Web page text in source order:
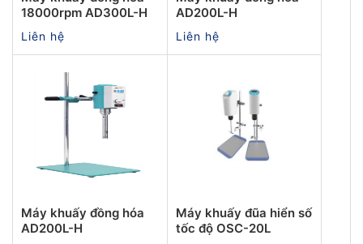
18000rpm AD300L-H
Liên hệ
AD200L-H
Liên hệ
Máy khuấy đồng hóa
AD200L-H
Máy khuấy đũa hiển số
tốc độ OSC-20L